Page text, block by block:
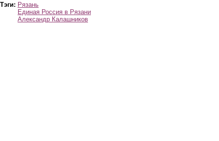
Тэги: Рязань
Единая Россия в Рязани
Александр Калашников